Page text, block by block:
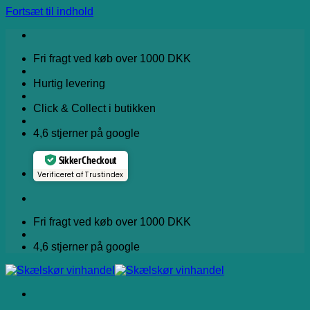
Fortsæt til indhold
Fri fragt ved køb over 1000 DKK
Hurtig levering
Click & Collect i butikken
4,6 stjerner på google
Sikker Checkout
Verificeret af Trustindex
Fri fragt ved køb over 1000 DKK
4,6 stjerner på google